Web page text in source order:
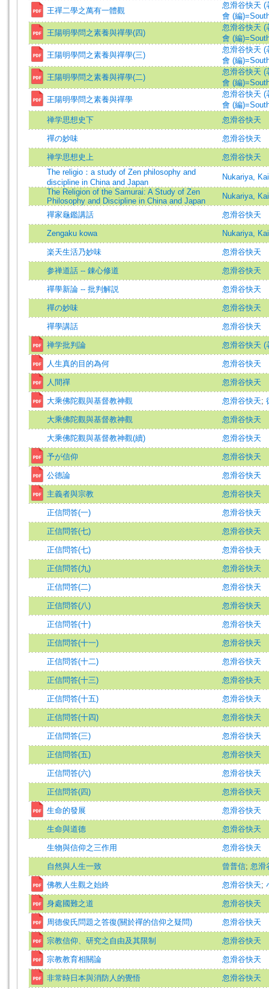
王禪二學之萬有一體觀
忽滑谷快天 (
會 (編
王陽明學問之素養與禪學(四)
忽滑谷快天 (
會 (編
王陽明學問之素養與禪學(三)
忽滑谷快天 (
會 (編
王陽明學問之素養與禪學(二)
忽滑谷快天 (
會 (編
王陽明學問之素養與禪學
忽滑谷快天 (
會 (編
禅学思想史下
忽滑谷快天
禪の妙味 忽滑谷快天
禅学思想史上
忽滑谷快天
The religio：a study of Zen philosophy and
discipline in China and Japan
Nukariya,
The Religion of the Samurai: A Study of Zen
Philosophy and Discipline in China and Japan
Nukariya,
禪家龜鑑講話 忽滑谷快天
Zengaku kowa Nukariya,
楽天生活乃妙味 忽滑谷快天
参禅道話 -- 錬心修道 忽滑谷快天
禪學新論 -- 批判解説 忽滑谷快天
禪の妙味 忽滑谷快天
禪學講話 忽滑谷快天
禅学批判論 忽滑谷快天 (
人生真的目的為何 忽滑谷快天
人間禪 忽滑谷快天
大乘佛陀觀與基督教神觀 忽滑谷快天;
大乘佛陀觀與基督教神觀 忽滑谷快天
大乘佛陀觀與基督教神觀(續) 忽滑谷快天
予が信仰 忽滑谷快天
公德論 忽滑谷快天
主義者與宗教 忽滑谷快天
正信問答(一) 忽滑谷快天
正信問答(七) 忽滑谷快天
正信問答(七) 忽滑谷快天
正信問答(九) 忽滑谷快天
正信問答(二) 忽滑谷快天
正信問答(八) 忽滑谷快天
正信問答(十) 忽滑谷快天
正信問答(十一) 忽滑谷快天
正信問答(十二) 忽滑谷快天
正信問答(十三) 忽滑谷快天
正信問答(十五) 忽滑谷快天
正信問答(十四) 忽滑谷快天
正信問答(三) 忽滑谷快天
正信問答(五) 忽滑谷快天
正信問答(六) 忽滑谷快天
正信問答(四) 忽滑谷快天
生命的發展 忽滑谷快天
生命與道德 忽滑谷快天
生物與信仰之三作用 忽滑谷快天
自然與人生一致 曾普信; 忽滑
佛教人生觀之始終 忽滑谷快天;
身處國難之道 忽滑谷快天
周德俊氏問題之答復(關於禪的信仰之疑問) 忽滑谷快天
宗教信仰、研究之自由及其限制 忽滑谷快天
宗教教育相關論 忽滑谷快天
非常時日本與消防人的覺悟 忽滑谷快天